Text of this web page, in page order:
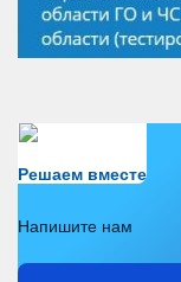
Решаем вместе
Напишите нам